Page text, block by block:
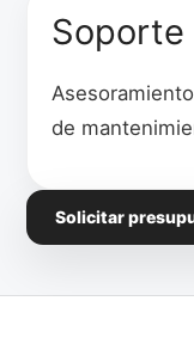
Soporte
de
Solicitar